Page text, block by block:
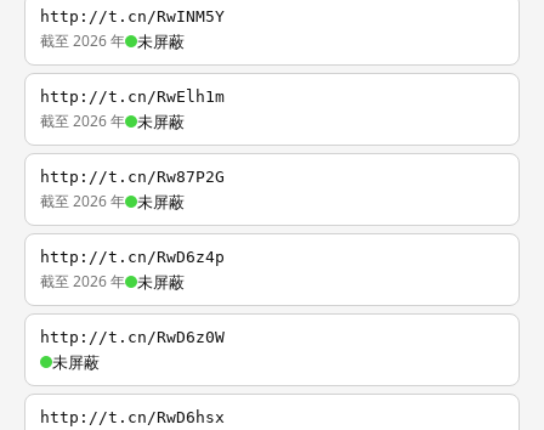
http://t.cn/RwINM5Y
截至 2026 年 未屏蔽
http://t.cn/RwElh1m
截至 2026 年 未屏蔽
http://t.cn/Rw87P2G
截至 2026 年 未屏蔽
http://t.cn/RwD6z4p
截至 2026 年 未屏蔽
http://t.cn/RwD6z0W
未屏蔽
http://t.cn/RwD6hsx